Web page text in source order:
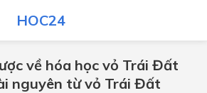
HOC24
về hóa học vỏ Trái Đất
nguyên từ vỏ Trái Đất